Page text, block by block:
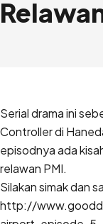
Serial drama ini
Controller di
episodnya ada
relawan PMI.
Silakan simak dan
http://